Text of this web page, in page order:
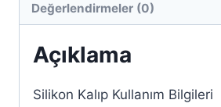
Değerlendirmeler (0)
Açıklama
Silikon Kalıp Kullanım Bilgileri